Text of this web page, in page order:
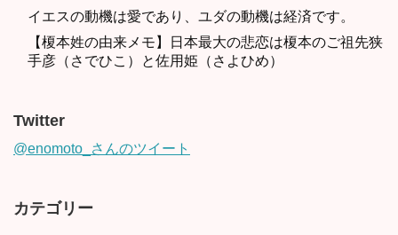
イエスの動機は愛であり、ユダの動機は経済です。
【榎本姓の由来メモ】日本最大の悲恋は榎本のご祖先狭
手彦（さでひこ）と佐用姫（さよひめ）
Twitter
@enomoto_さんのツイート
カテゴリー